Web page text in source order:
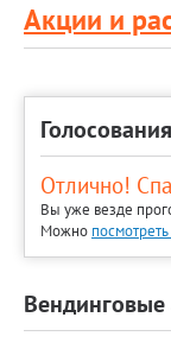
Акции и
Голосования
Отлично!
Вы уже везде
Можно